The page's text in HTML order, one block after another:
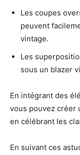
Les coupes
peuvent
vintage.
Les
sous un blazer
En intégrant des
vous pouvez créer
en célébrant les
En suivant ces